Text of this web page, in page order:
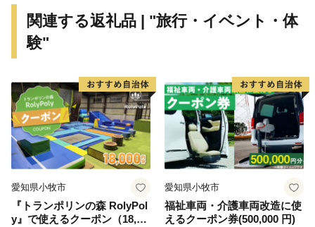
関連する返礼品 | "旅行・イベント・体
験"
愛知県小牧市
『トランポリンの森 RolyPol
y』で使えるクーポン（18,00
愛知県小牧市
福祉車両・介護車両改造に使
えるクーポン券(500,000 円)